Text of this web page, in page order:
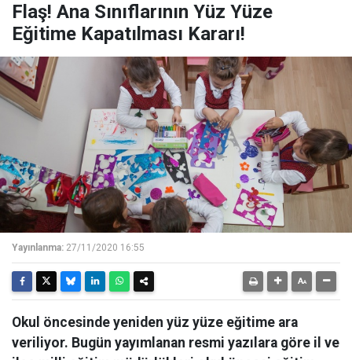
Flaş! Ana Sınıflarının Yüz Yüze
Eğitime Kapatılması Kararı!
Yayınlanma: 27/11/2020 16:55
Okul öncesinde yeniden yüz yüze eğitime ara
veriliyor. Bugün yayımlanan resmi yazılara göre il ve